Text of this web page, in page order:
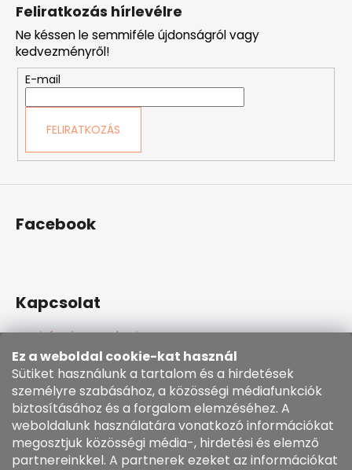
Ez a weboldal cookie-kat használ
Sütiket használunk a tartalom és a hirdetések
személyre szabásához, a közösségi médiafunkciók
biztosításához és a forgalom elemzéséhez. A
weboldalunk használatára vonatkozó információkat
megosztjuk közösségi média-, hirdetési és elemző
partnereinkkel. A partnerek ezeket az információkat
a
i
á
n
y
á
e
Feliratkozás hírlevélre
Ne késsen le semmiféle újdonságról vagy
kedvezményről!
E-mail
FELIRATKOZÁS
Facebook
Kapcsolat
info@kozenezbozi.com
381281747, 603225633
603225633
https://www.facebook.com/kozenezbozi/
Informace pro vás